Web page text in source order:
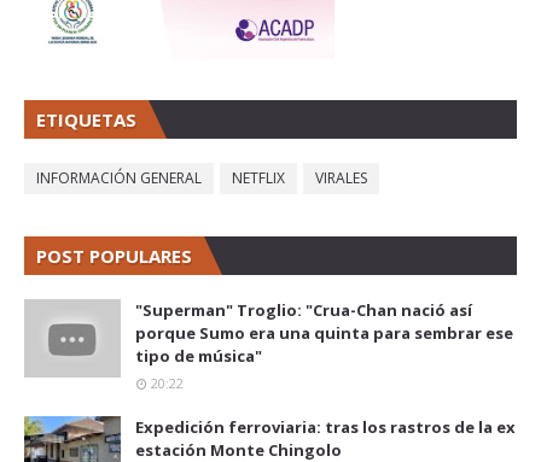
ETIQUETAS
INFORMACIÓN GENERAL NETFLIX VIRALES
POST POPULARES
"Superman" Troglio: "Crua-Chan nació así
porque Sumo era una quinta para sembrar ese
tipo de música"
20:22
Expedición ferroviaria: tras los rastros de la ex
estación Monte Chingolo